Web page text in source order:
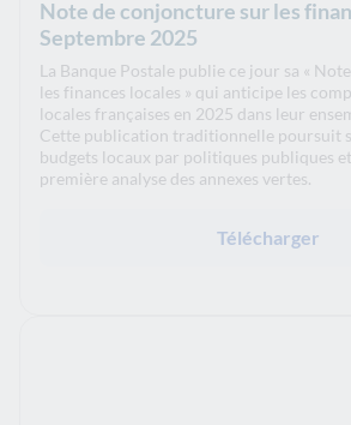
Note de conjoncture sur les
Septembre 2025
La Banque Postale publie ce jour sa «
les finances locales » qui anticipe les
locales françaises en 2025 dans leur
Cette publication traditionnelle poursuit
budgets locaux par politiques publiques et
première analyse des annexes vertes.
Télécharger